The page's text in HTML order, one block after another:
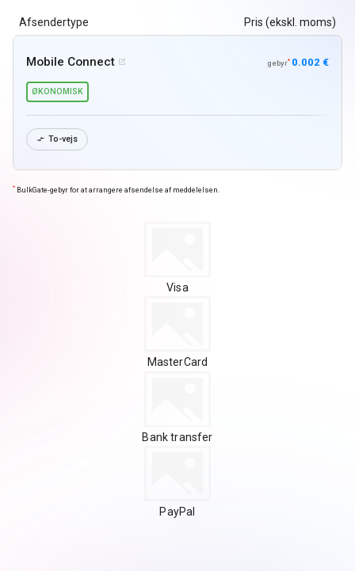
Afsendertype Pris (ekskl. moms)
Mobile Connect  gebyr* 0.002 €
ØKONOMISK
 To-vejs
* BulkGate-gebyr for at arrangere afsendelse af meddelelsen.
Visa
MasterCard
Bank transfer
PayPal